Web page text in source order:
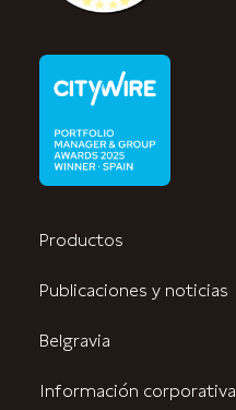
Productos
Publicaciones y noticias
Belgravia
Información corporativa